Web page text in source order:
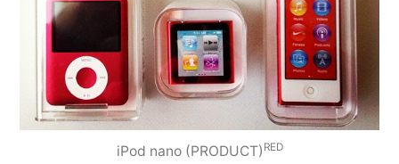
iPod nano (PRODUCT) RED